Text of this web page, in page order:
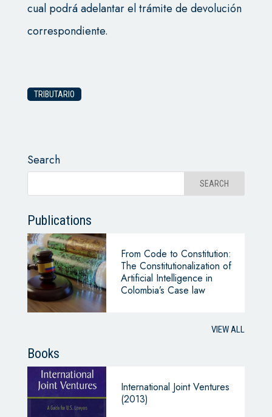
cual podrá adelantar el trámite de devolución
correspondiente.
TRIBUTARIO
Search
Publications
From Code to Constitution:
The Constitutionalization of
Artificial Intelligence in
Colombia’s Case law
VIEW ALL
Books
International Joint Ventures
(2013)